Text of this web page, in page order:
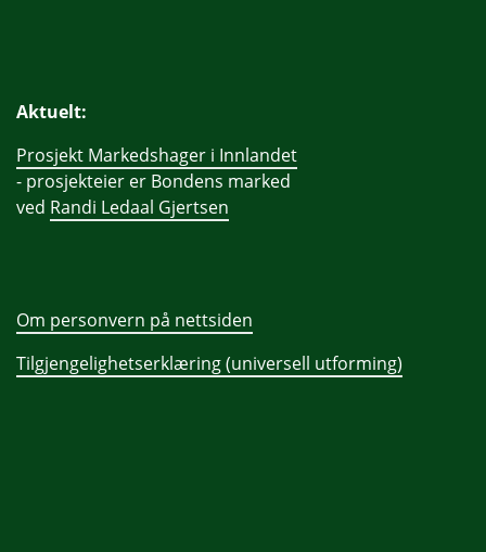
Aktuelt:
Prosjekt Markedshager i Innlandet
- prosjekteier er Bondens marked
ved Randi Ledaal Gjertsen
Om personvern på nettsiden
Tilgjengelighetserklæring (universell utforming)